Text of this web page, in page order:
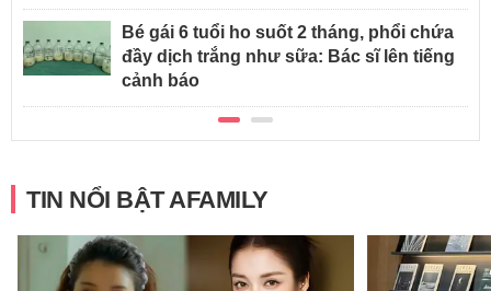
Bé gái 6 tuổi ho suốt 2 tháng, phổi chứa
đầy dịch trắng như sữa: Bác sĩ lên tiếng
cảnh báo
TIN NỔI BẬT AFAMILY